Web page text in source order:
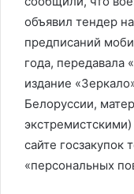
объявил тендер
предписаний
года, передавала
издание
Белоруссии,
сайте госзакупок
«персональных